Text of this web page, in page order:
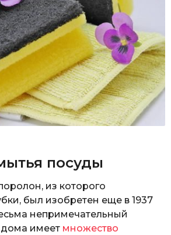
посуды
из которого
был изобретен еще в 1937
непримечательный
имеет множество